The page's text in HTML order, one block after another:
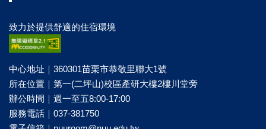
致力於提供舒適的住宿環境
中心地址｜360301苗栗市恭敬里聯大1號
所在位置｜第一(二坪山)校區產研大樓2樓川堂旁
辦公時間｜週一至五8:00-17:00
服務電話｜037-381750